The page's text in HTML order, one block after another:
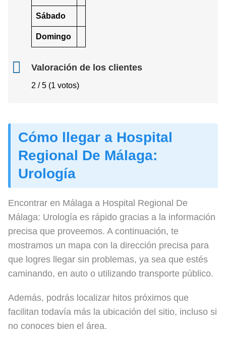
Sábado
Domingo
Valoración de los clientes
2 / 5 (1 votos)
Cómo llegar a Hospital
Regional De Málaga:
Urología
Encontrar en Málaga a Hospital Regional De
Málaga: Urología es rápido gracias a la información
precisa que proveemos. A continuación, te
mostramos un mapa con la dirección precisa para
que logres llegar sin problemas, ya sea que estés
caminando, en auto o utilizando transporte público.
Además, podrás localizar hitos próximos que
facilitan todavía más la ubicación del sitio, incluso si
no conoces bien el área.